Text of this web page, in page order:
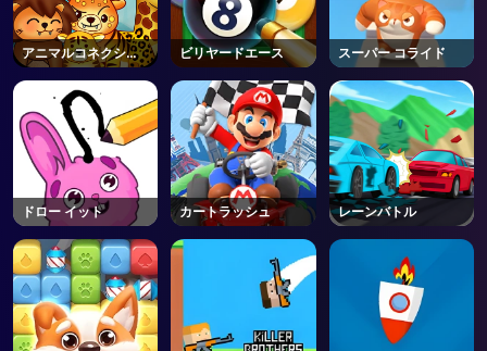
アニマルコネクショ
ン
ビリヤードエース スーパー コライド
ドロー イット カートラッシュ レーンバトル